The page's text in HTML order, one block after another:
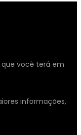
você terá em
informações,